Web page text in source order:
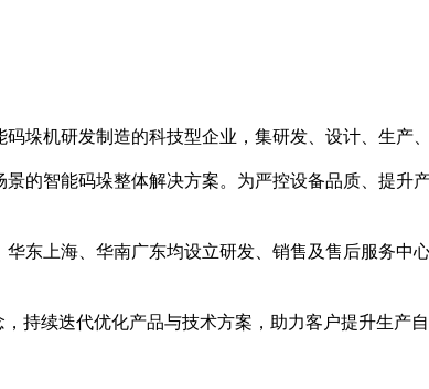
垛机研发制造的科技型企业，集研发、设计、生
的智能码垛整体解决方案。为严控设备品质、提
东上海、华南广东均设立研发、销售及售后服务
持续迭代优化产品与技术方案，助力客户提升生产